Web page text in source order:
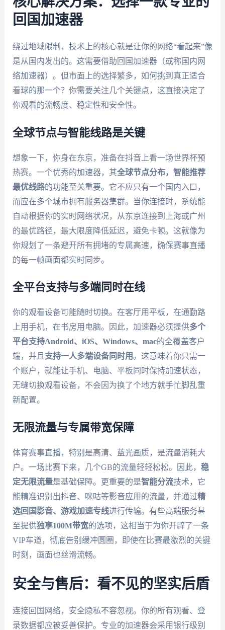
回国加速器
绕过地域限制，技术上的核心就是让你的网络“看起来”像
是从国内发出的。这需要借助回国加速器（或称国内网
络加速器）。但市面上的选择繁多，如何挑到真正适合
看球的那一个？你需要关注几个关键点，这直接决定了
你观看的流畅度、稳定性和安全性。
全球节点与智能线路是关键
想象一下，你身在东京，准备在抖音上看一场世界杯预
热赛。一个优秀的加速器，其全球节点分布，智能推荐
最优线路的功能至关重要。它不应只有一个国内入口，
而应在多个城市拥有服务器集群。当你连接时，系统能
自动根据你的实时网络状况，从东京连接到上海或广州
的最优路径，最大限度降低延迟，避免卡顿。这就像为
你规划了一条避开所有拥堵的专属高速，确保赛事直播
的每一帧画面都实时同步。
全平台支持与多端同时在线
你的观看设备可能随时切换。在客厅用平板，在通勤路
上用手机，在书房用电脑。因此，加速器必须提供多个
平台支持Android、iOS、Windows、mac的全覆盖客户
端，并且 支持一人多端设备同时用。这意味着你只需一
个账户，就能让手机、电脑、平板同时保持加速状态，
无缝切换观看设备，不会因为换了个地方就手忙脚乱重
新配置。
无限流量与专属带宽保障
体育赛事直播，特别是高清、蓝光画质，是流量消耗大
户。一场比赛下来，几个GB的流量轻轻松松。因此， 稳
定无限流量是基础保障。更重要的是智能分流技术，它
能精准识别出抖音、咪咕等影音应用的流量，并通过精
选回国影音、游戏加速专线进行传输。有些高端服务甚
至提供独享100M带宽的选项，这相当于为你开辟了一条
VIP车道，彻底告别缓冲圆圈，即使在比赛最激烈的关键
时刻，画面也丝滑流畅。
安全与售后：看不见的坚实后盾
连接回国网络，安全隐私不容忽视。你的所有观看、登
录数据都应被妥善保护。专业的加速器会采用银行级别